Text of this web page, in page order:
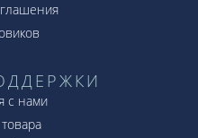
с нами